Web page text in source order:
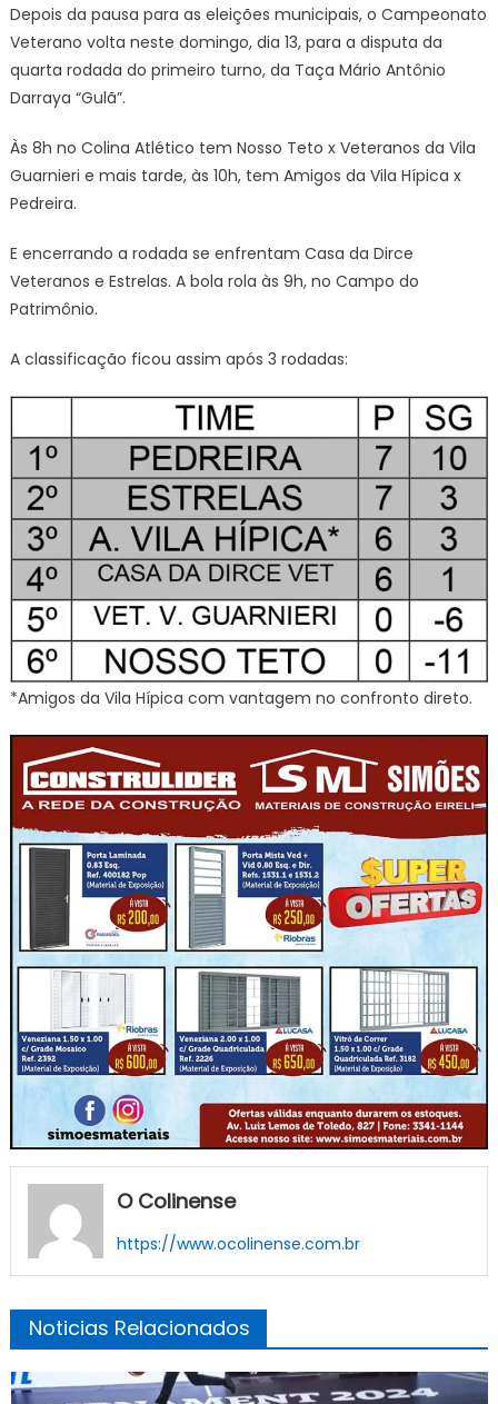
Depois da pausa para as eleições municipais, o Campeonato
Veterano volta neste domingo, dia 13, para a disputa da
quarta rodada do primeiro turno, da Taça Mário Antônio
Darraya “Gulã”.
Às 8h no Colina Atlético tem Nosso Teto x Veteranos da Vila
Guarnieri e mais tarde, às 10h, tem Amigos da Vila Hípica x
Pedreira.
E encerrando a rodada se enfrentam Casa da Dirce
Veteranos e Estrelas. A bola rola às 9h, no Campo do
Patrimônio.
A classificação ficou assim após 3 rodadas:
*Amigos da Vila Hípica com vantagem no confronto direto.
O Colinense
https://www.ocolinense.com.br
Noticias Relacionados